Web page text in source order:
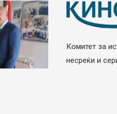
Комитет за
несреќи и